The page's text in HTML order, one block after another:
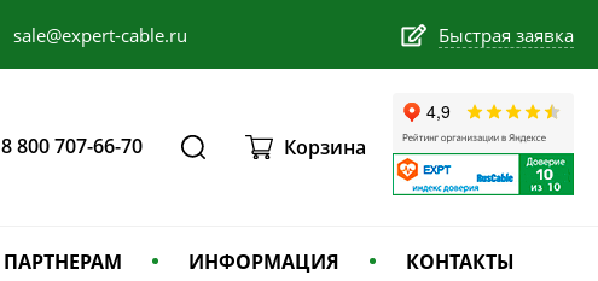
sale@expert-cable.ru Быстрая заявка
8 800 707-66-70 Корзина
ПАРТНЕРАМ ИНФОРМАЦИЯ КОНТАКТЫ